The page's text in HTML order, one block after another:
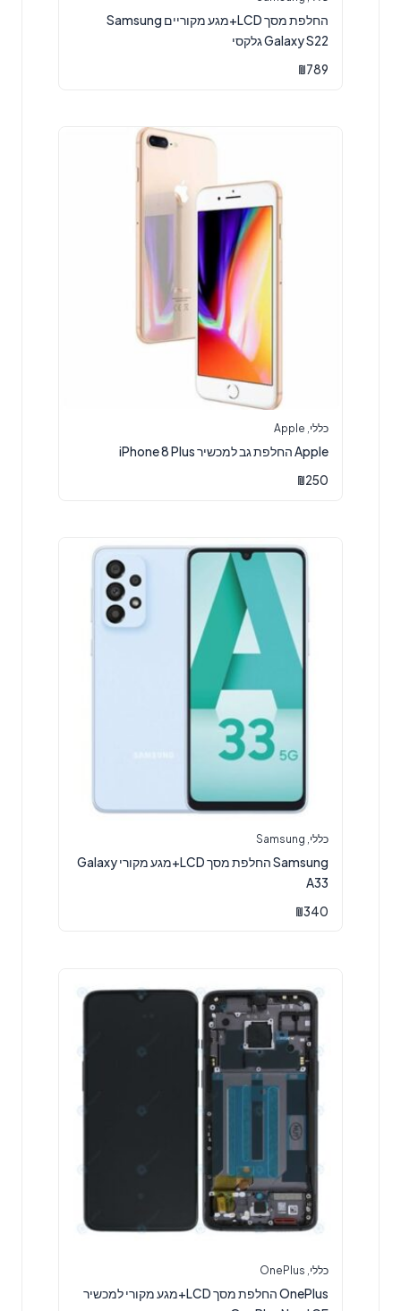
החלפת מסך LCD+מגע מקוריים Samsung
Galaxy S22 גלקסי
₪789
כללי Apple
Apple החלפת גב למכשיר iPhone 8 Plus
₪250
כללי Samsung
Samsung החלפת מסך LCD+מגע מקורי Galaxy
A33
₪340
כללי OnePlus
OnePlus החלפת מסך LCD+מגע מקורי למכשיר